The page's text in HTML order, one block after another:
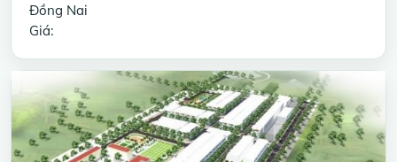
Đồng Nai
Giá: